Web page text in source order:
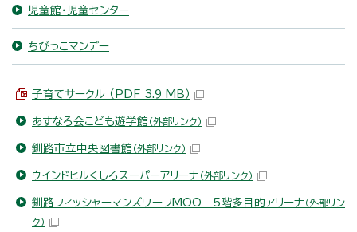
児童館・児童センター
ちびっこマンデー
子育てサークル （PDF 3.9 MB）
あすなろ会こども遊学館 （外部リンク）
釧路市立中央図書館 （外部リンク）
ウインドヒルくしろスーパーアリーナ （外部リンク）
釧路フィッシャーマンズワーフMOO 5階多目的アリーナ （外部リン
ク）